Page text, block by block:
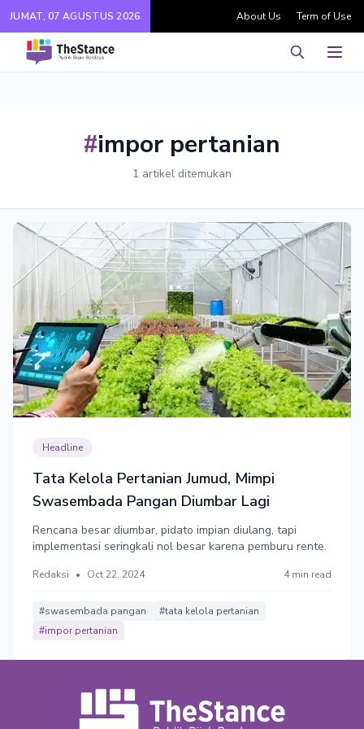
JUMAT, 07 AGUSTUS 2026 About Us Term of Use
Pencarian
#impor pertanian
1 artikel ditemukan
Headline
Tata Kelola Pertanian Jumud, Mimpi
Swasembada Pangan Diumbar Lagi
Rencana besar diumbar, pidato impian diulang, tapi
implementasi seringkali nol besar karena pemburu rente.
Redaksi • Oct 22, 2024 4 min read
#swasembada pangan
#tata kelola pertanian
#impor pertanian